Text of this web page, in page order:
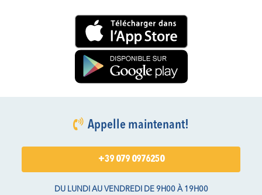
Appelle maintenant!
+39 079 0976250
DU LUNDI AU VENDREDI DE 9H00 À 19H00